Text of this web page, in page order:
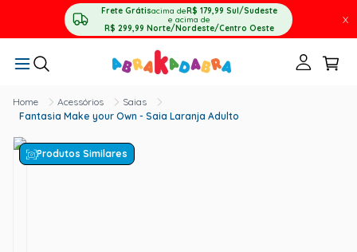
Frete Grátisacima deR$ 179,99 Sul/Sudeste
e acima de
R$ 299,99 Norte/Nordeste/Centro Oeste
X
Acessórios
Saias
Fantasia Make your Own - Saia Laranja Adulto
Produtos Similares